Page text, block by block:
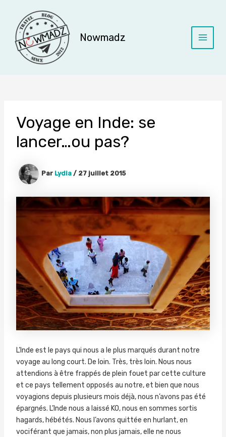
contenu
Nowmadz
Main
Voyage en Inde: se
lancer…ou pas?
Par Lydia / 27 juillet 2015
L’Inde est le pays qui nous a le plus marqués durant notre
voyage au long court. De loin. Très, très loin. Nous nous
attendions à être frappés de plein fouet par cette culture
et ce pays tellement opposés au notre, et bien que nous
voyagions depuis plusieurs mois déjà, nous n’avons pas été
épargnés. L’Inde nous a laissé KO, nous en sommes sortis
hagards, hébétés. Nous l’avons quittée en hurlant, en
vociférant que jamais, non plus jamais, elle ne nous